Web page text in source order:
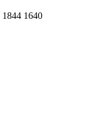
1844 1640